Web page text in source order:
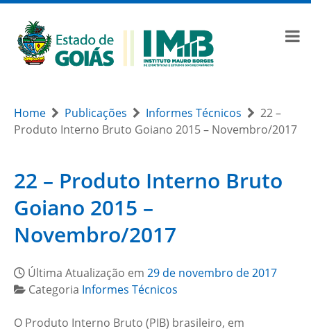
Home Publicações Informes Técnicos
22 –
Produto Interno Bruto Goiano 2015 – Novembro/2017
22 – Produto Interno Bruto
Goiano 2015 –
Novembro/2017
Última Atualização em 29 de novembro de 2017
Categoria Informes Técnicos
O Produto Interno Bruto (PIB) brasileiro, em